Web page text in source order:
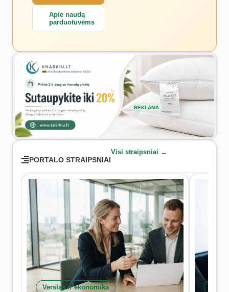
Apie naudą
parduotuvėms
REKLAMA
PORTALO STRAIPSNIAI
Visi straipsniai →
Verslas ir ekonomika